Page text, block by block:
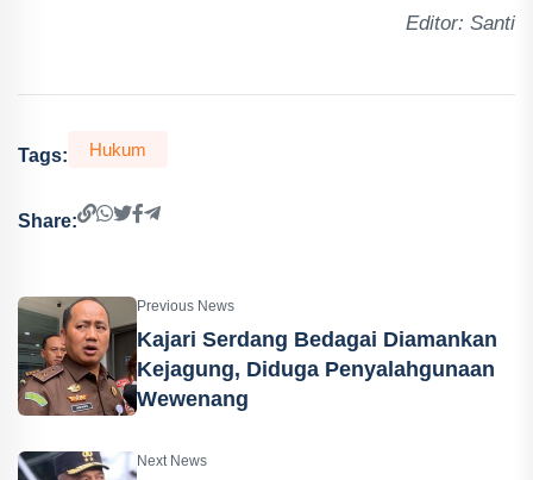
Editor: Santi
Tags: Hukum
Share:
Previous News
Kajari Serdang Bedagai Diamankan
Kejagung, Diduga Penyalahgunaan
Wewenang
Next News